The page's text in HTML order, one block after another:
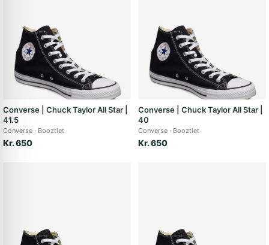
Converse | Chuck Taylor All Star |
41.5
Converse Booztlet
Kr. 650
Converse | Chuck Taylor All Star |
40
Converse Booztlet
Kr. 650